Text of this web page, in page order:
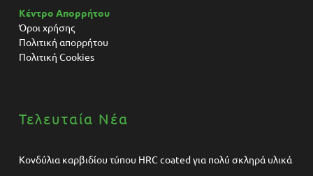
Κέντρο Απορρήτου
Όροι χρήσης
Πολιτική απορρήτου
Πολιτική Cookies
Τελευταία Νέα
Κονδύλια καρβιδίου τύπου HRC coated για πολύ σκληρά υλικά